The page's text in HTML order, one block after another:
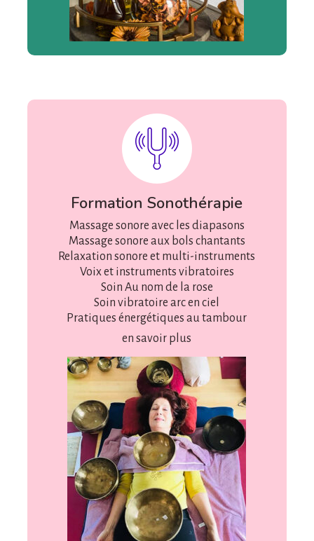
Formation Sonothérapie
Massage sonore avec les diapasons
Massage sonore aux bols chantants
Relaxation sonore et multi-instruments
Voix et instruments vibratoires
Soin Au nom de la rose
Soin vibratoire arc en ciel
Pratiques énergétiques au tambour
en savoir plus